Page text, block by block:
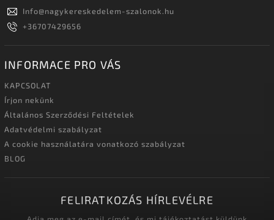
Info@nagykereskedelem-szalonok.hu
+36707429656
INFORMACE PRO VÁS
KAPCSOLAT
Írjon nekünk
Általános Szerződési Feltételek
Adatvédelmi szabályzat
A cookie használatára vonatkozó szabályzat
BLOG
FELIRATKOZÁS HÍRLEVÉLRE